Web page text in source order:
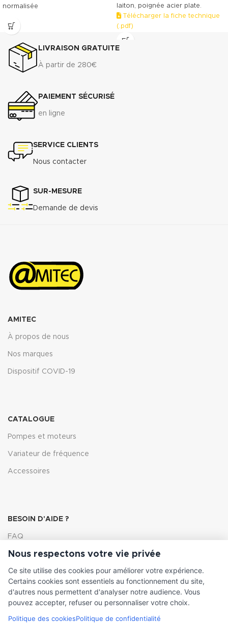
normalisée
laiton, poignée acier plate.
Télécharger la fiche technique
(.pdf)
LIVRAISON GRATUITE
À partir de 280€
PAIEMENT SÉCURISÉ
en ligne
SERVICE CLIENTS
Nous contacter
SUR-MESURE
Demande de devis
AMITEC
À propos de nous
Nos marques
Dispositif COVID-19
CATALOGUE
Pompes et moteurs
Variateur de fréquence
Accessoires
BESOIN D'AIDE ?
FAQ
Lexique
Comment choisir ma pompe
INFORMATIONS LÉGALES
Nous respectons votre vie privée
Ce site utilise des cookies pour améliorer votre expérience.
Certains cookies sont essentiels au fonctionnement du site,
d'autres nous permettent d'analyser notre audience. Vous
pouvez accepter, refuser ou personnaliser votre choix.
Politique des cookiesPolitique de confidentialité